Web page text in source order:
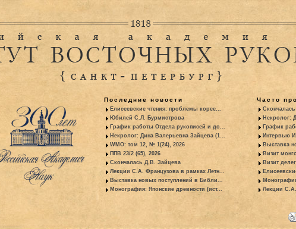
Последние новости
Елисеевские чтения: проблемы корее...
Юбилей С.Л. Бурмистрова
График работы Отдела рукописей и до...
Некролог: Дина Валерьевна Зайцева (1...
WMO: том 12, № 1(24), 2026
ППВ 23/2 (65), 2026
Скончалась Д.В. Зайцева
Лекции С.А. Французова в рамках Летн...
Выставка новых поступлений в Библи...
Монография: Японские древности (ист...
Часто
Некролог:
График
Интервью
Выставка
Визит
Визит
Лекции С.А.